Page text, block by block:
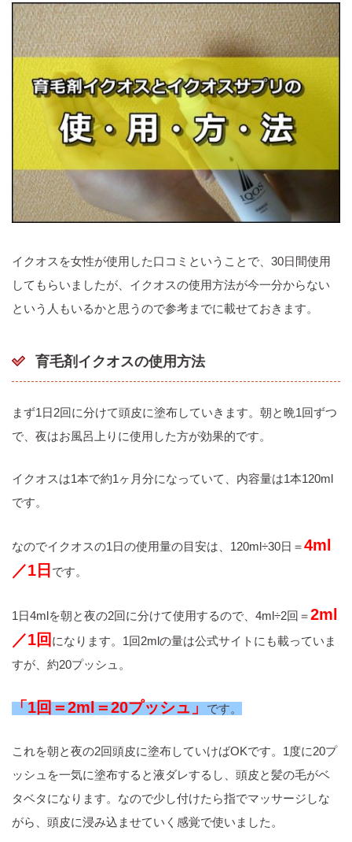
イクオスを女性が使用した口コミということで、30日間使用
してもらいましたが、イクオスの使用方法が今一分からない
という人もいるかと思うので参考までに載せておきます。
育毛剤イクオスの使用方法
まず1日2回に分けて頭皮に塗布していきます。朝と晩1回ずつ
で、夜はお風呂上りに使用した方が効果的です。
イクオスは1本で約1ヶ月分になっていて、内容量は1本120ml
です。
なのでイクオスの1日の使用量の目安は、120ml÷30日＝4ml
／1日 です。
1日4mlを朝と夜の2回に分けて使用するので、4ml÷2回＝2ml
／1回 になります。1回2mlの量は公式サイトにも載っていま
すが、約20プッシュ。
「1回＝2ml＝20プッシュ」です。
これを朝と夜の2回頭皮に塗布していけばOKです。1度に20プ
ッシュを一気に塗布すると液ダレするし、頭皮と髪の毛がベ
タベタになります。なので少し付けたら指でマッサージしな
がら、頭皮に浸み込ませていく感覚で使いました。